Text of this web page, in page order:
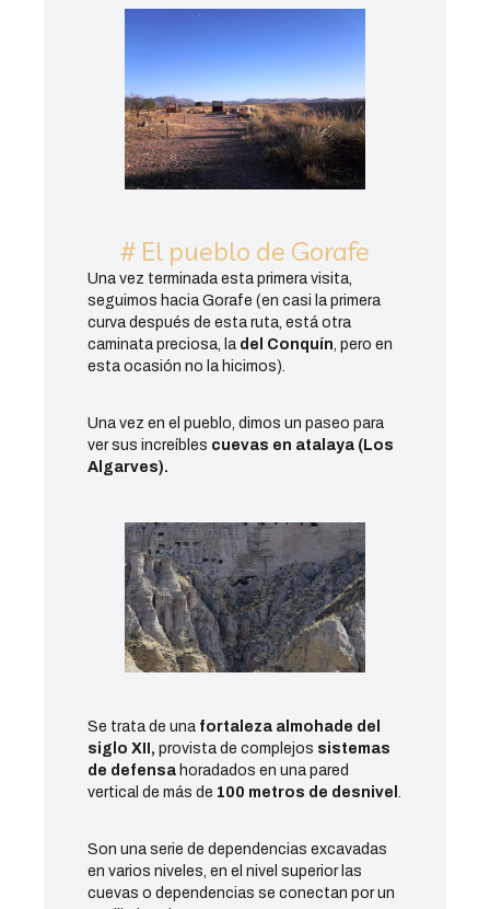
# El pueblo de Gorafe
Una vez terminada esta primera visita,
seguimos hacia Gorafe (en casi la primera
curva después de esta ruta, está otra
caminata preciosa, la del Conquín, pero en
esta ocasión no la hicimos).
Una vez en el pueblo, dimos un paseo para
ver sus increíbles cuevas en atalaya (Los
Algarves).
Se trata de una fortaleza almohade del
siglo XII, provista de complejos sistemas
de defensa horadados en una pared
vertical de más de 100 metros de desnivel .
Son una serie de dependencias excavadas
en varios niveles, en el nivel superior las
cuevas o dependencias se conectan por un